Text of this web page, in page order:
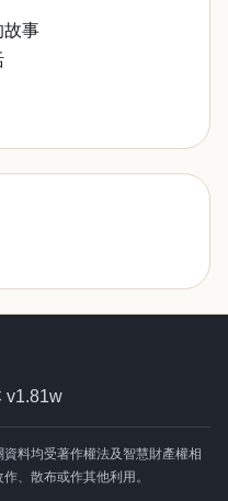
故事
v1.81w
料均受著作權法及智慧財產權相
、散布或作其他利用。